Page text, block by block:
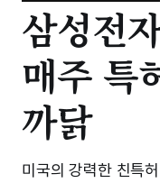
삼성전
매주 특
까닭
미국의 강력한 친특